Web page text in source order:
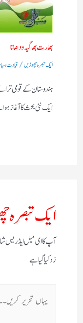
بھارت بھاگیہ ودھاتا
ایک تبصرہ چھوڑیں/قیادت
ہندوستان کے قومی
ایک نئی بحث کا آغاز
ایک تبصرہ
آپ کا ای میل ایڈریس
زد کیا گیا ہے
یہاں
تحریر